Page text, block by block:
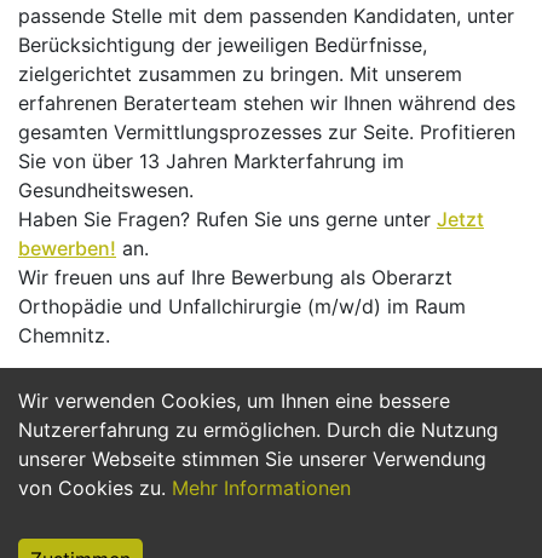
Wir verwenden Cookies, um Ihnen eine bessere
Nutzererfahrung zu ermöglichen. Durch die Nutzung
unserer Webseite stimmen Sie unserer Verwendung
von Cookies zu. Mehr Informationen
passende Stelle mit dem passenden Kandidaten, unter
Berücksichtigung der jeweiligen Bedürfnisse,
zielgerichtet zusammen zu bringen. Mit unserem
erfahrenen Beraterteam stehen wir Ihnen während des
gesamten Vermittlungsprozesses zur Seite. Profitieren
Sie von über 13 Jahren Markterfahrung im
Gesundheitswesen.
Haben Sie Fragen? Rufen Sie uns gerne unter Jetzt
bewerben! an.
Wir freuen uns auf Ihre Bewerbung als Oberarzt
Orthopädie und Unfallchirurgie (m/w/d) im Raum
Chemnitz.
Jetzt Bewerben